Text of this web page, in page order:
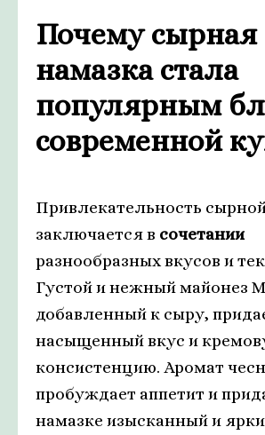
Почему сырная
намазка стала
популярным
современной
Привлекательность
заключается в сочетании
разнообразных вкусов и
Густой и нежный майонез
добавленный к сыру,
насыщенный вкус и
консистенцию. Аромат
пробуждает аппетит и
намазке изысканный и